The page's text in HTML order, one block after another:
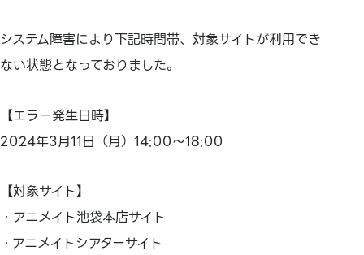
システム障害により下記時間帯、対象サイトが利用でき
ない状態となっておりました。
【エラー発生日時】
2024年3月11日（月）14:00～18:00
【対象サイト】
・アニメイト池袋本店サイト
・アニメイトシアターサイト